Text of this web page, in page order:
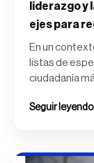
liderazgo
ejes para
En un
listas de
ciudadanía
Seguir